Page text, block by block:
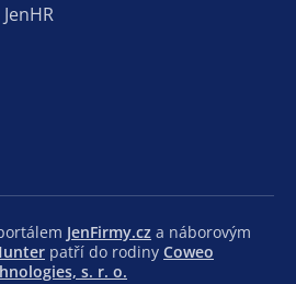
JenFirmy.cz a náborovým
patří do rodiny Coweo
s. r. o.